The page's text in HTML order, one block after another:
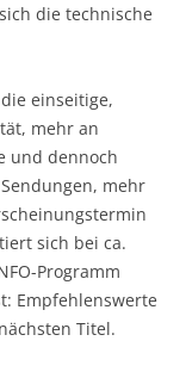
die technische
einseitige,
mehr an
und dennoch
mehr
sich bei ca.
Programm
Empfehlenswerte
Titel.